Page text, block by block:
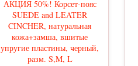
АКЦИЯ 50%! Корсет-пояс
SUEDE and LEATER
CINCHER, натуральная
кожа+замша, вшитые
упругие пластины, черный,
разм. S,M, L